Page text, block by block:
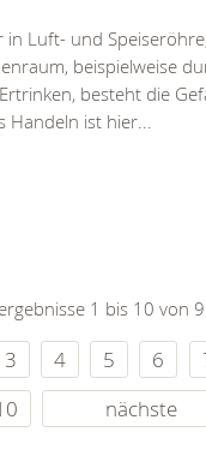
Luft- und
beispielweise
besteht die
Handeln ist hier...
1 bis 10 von
3 4 5 6
nächste